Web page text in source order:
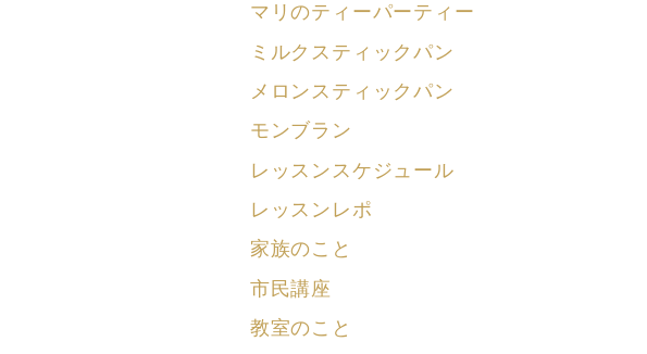
マリのティーパーティー
ミルクスティックパン
メロンスティックパン
モンブラン
レッスンスケジュール
レッスンレポ
家族のこと
市民講座
教室のこと